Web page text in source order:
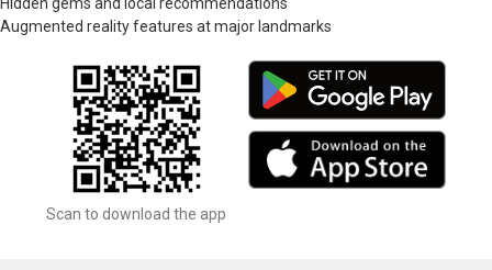
Hidden gems and local recommendations
Augmented reality features at major landmarks
Scan to download the app